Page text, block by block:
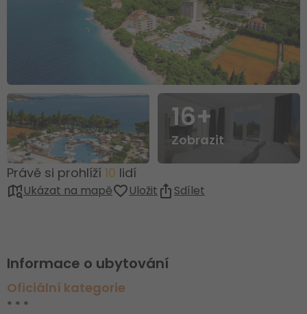
16+
Zobrazit
Právě si prohlíží 10 lidí
Ukázat na mapě Uložit Sdílet
Informace o ubytování
Oficiální kategorie
* * *